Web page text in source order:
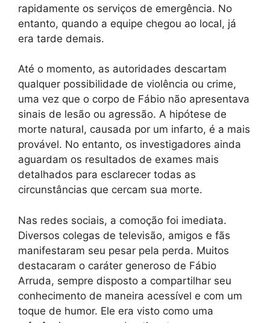
rapidamente os serviços de emergência. No
entanto, quando a equipe chegou ao local, já
era tarde demais.
Até o momento, as autoridades descartam
qualquer possibilidade de violência ou crime,
uma vez que o corpo de Fábio não apresentava
sinais de lesão ou agressão. A hipótese de
morte natural, causada por um infarto, é a mais
provável. No entanto, os investigadores ainda
aguardam os resultados de exames mais
detalhados para esclarecer todas as
circunstâncias que cercam sua morte.
Nas redes sociais, a comoção foi imediata.
Diversos colegas de televisão, amigos e fãs
manifestaram seu pesar pela perda. Muitos
destacaram o caráter generoso de Fábio
Arruda, sempre disposto a compartilhar seu
conhecimento de maneira acessível e com um
toque de humor. Ele era visto como uma